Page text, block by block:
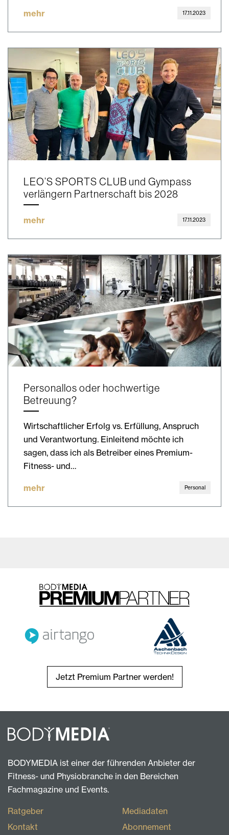
mehr 17.11.2023
LEO’S SPORTS CLUB und Gympass
verlängern Partnerschaft bis 2028
mehr 17.11.2023
Personallos oder hochwertige
Betreuung?
Wirtschaftlicher Erfolg vs. Erfüllung, Anspruch
und Verantwortung. Einleitend möchte ich
sagen, dass ich als Betreiber eines Premium-
Fitness- und…
mehr Personal
Jetzt Premium Partner werden!
BODYMEDIA ist einer der führenden Anbieter der
Fitness- und Physiobranche in den Bereichen
Fachmagazine und Events.
Ratgeber
Kontakt
Mediadaten
Abonnement